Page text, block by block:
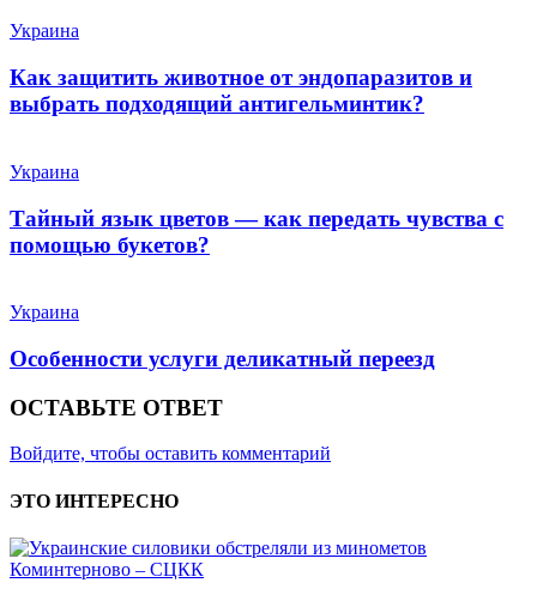
Украина
Как защитить животное от эндопаразитов и
выбрать подходящий антигельминтик?
Украина
Тайный язык цветов — как передать чувства с
помощью букетов?
Украина
Особенности услуги деликатный переезд
ОСТАВЬТЕ ОТВЕТ
Войдите, чтобы оставить комментарий
ЭТО ИНТЕРЕСНО